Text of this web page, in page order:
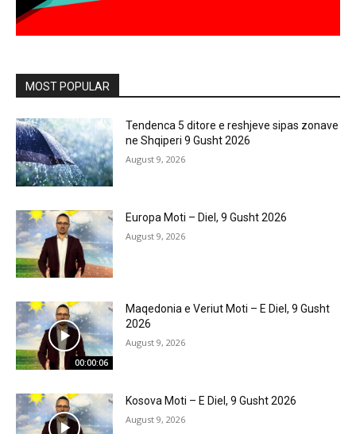
MOST POPULAR
Tendenca 5 ditore e reshjeve sipas zonave
ne Shqiperi 9 Gusht 2026
August 9, 2026
Europa Moti – Diel, 9 Gusht 2026
August 9, 2026
00:00:06
Maqedonia e Veriut Moti – E Diel, 9 Gusht
2026
August 9, 2026
Kosova Moti – E Diel, 9 Gusht 2026
August 9, 2026